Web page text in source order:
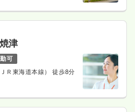
津
可
Ｒ東海道本線） 徒歩8分